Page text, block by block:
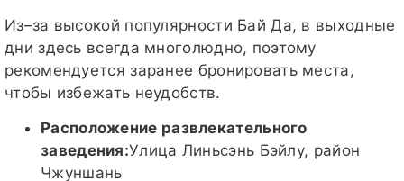
Из–за высокой популярности Бай Да, в выходные
дни здесь всегда многолюдно, поэтому
рекомендуется заранее бронировать места,
чтобы избежать неудобств.
Расположение развлекательного
заведения:Улица Линьсэнь Бэйлу, район
Чжуншань